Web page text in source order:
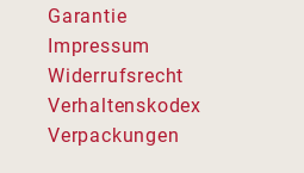
Garantie
Impressum
Widerrufsrecht
Verhaltenskodex
Verpackungen